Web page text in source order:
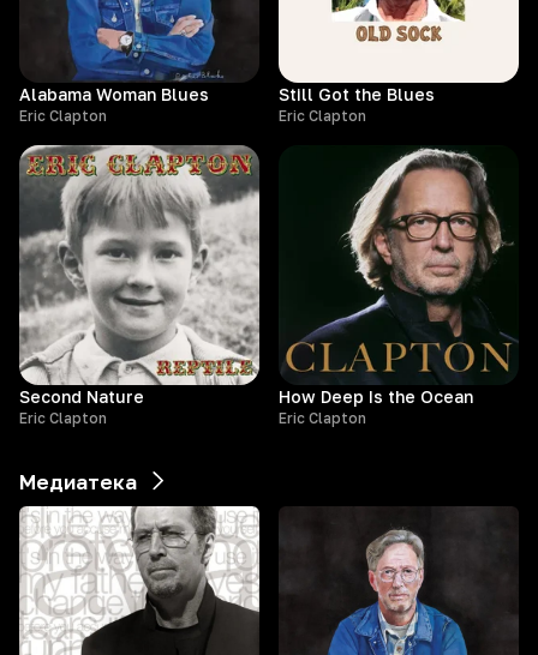
Alabama Woman Blues
Eric Clapton
Still Got the Blues
Eric Clapton
Second Nature
Eric Clapton
How Deep Is the Ocean
Eric Clapton
Медиатека